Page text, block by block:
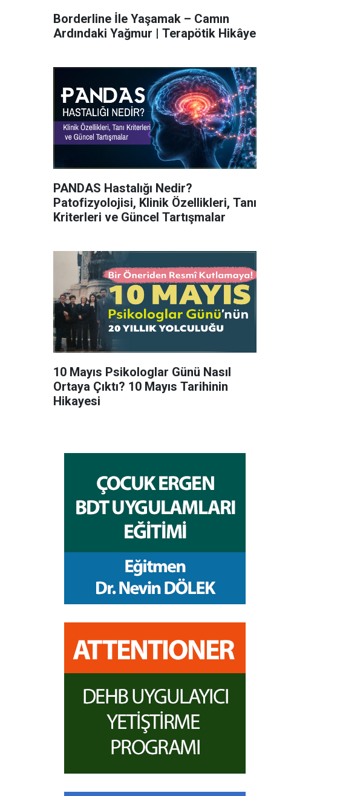
Borderline İle Yaşamak – Camın
Ardındaki Yağmur | Terapötik Hikâye
PANDAS Hastalığı Nedir?
Patofizyolojisi, Klinik Özellikleri, Tanı
Kriterleri ve Güncel Tartışmalar
10 Mayıs Psikologlar Günü Nasıl
Ortaya Çıktı? 10 Mayıs Tarihinin
Hikayesi